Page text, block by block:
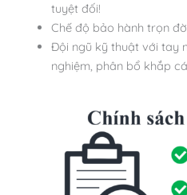
tuyệt đối!
Chế độ bảo hành trọn
Đội ngũ kỹ thuật với tay
nghiệm, phân bổ khắp